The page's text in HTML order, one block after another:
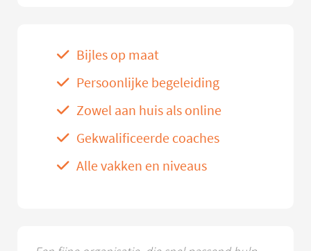
Bijles op maat
Persoonlijke begeleiding
Zowel aan huis als online
Gekwalificeerde coaches
Alle vakken en niveaus